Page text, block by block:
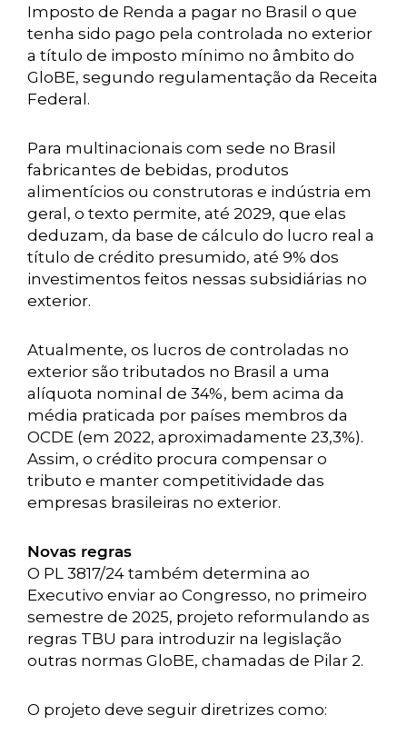
Imposto de Renda a pagar no Brasil o que
tenha sido pago pela controlada no exterior
a título de imposto mínimo no âmbito do
GloBE, segundo regulamentação da Receita
Federal.
Para multinacionais com sede no Brasil
fabricantes de bebidas, produtos
alimentícios ou construtoras e indústria em
geral, o texto permite, até 2029, que elas
deduzam, da base de cálculo do lucro real a
título de crédito presumido, até 9% dos
investimentos feitos nessas subsidiárias no
exterior.
Atualmente, os lucros de controladas no
exterior são tributados no Brasil a uma
alíquota nominal de 34%, bem acima da
média praticada por países membros da
OCDE (em 2022, aproximadamente 23,3%).
Assim, o crédito procura compensar o
tributo e manter competitividade das
empresas brasileiras no exterior.
Novas regras
O PL 3817/24 também determina ao
Executivo enviar ao Congresso, no primeiro
semestre de 2025, projeto reformulando as
regras TBU para introduzir na legislação
outras normas GloBE, chamadas de Pilar 2.
O projeto deve seguir diretrizes como: